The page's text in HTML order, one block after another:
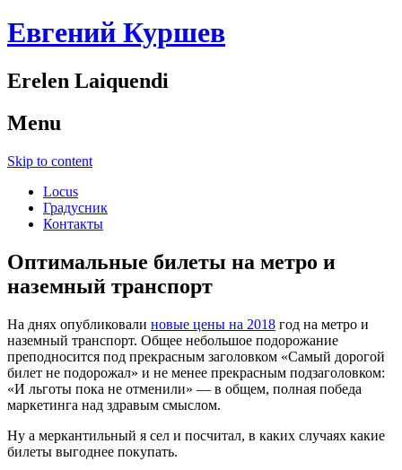
Евгений Куршев
Erelen Laiquendi
Menu
Skip to content
Locus
Градусник
Контакты
Оптимальные билеты на метро и
наземный транспорт
На днях опубликовали новые цены на 2018 год на метро и
наземный транспорт. Общее небольшое подорожание
преподносится под прекрасным заголовком «Самый дорогой
билет не подорожал» и не менее прекрасным подзаголовком:
«И льготы пока не отменили» — в общем, полная победа
маркетинга над здравым смыслом.
Ну а меркантильный я сел и посчитал, в каких случаях какие
билеты выгоднее покупать.